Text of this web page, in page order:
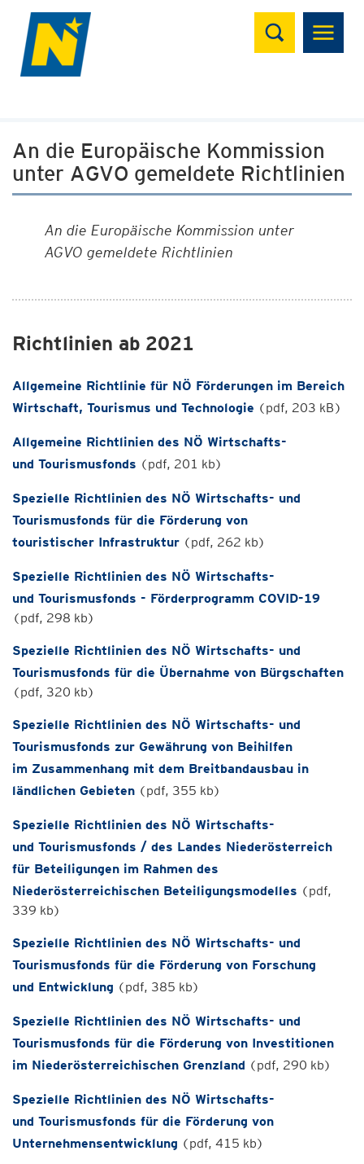
Suchen
An die Europäische Kommission
unter AGVO gemeldete Richtlinien
An die Europäische Kommission unter
AGVO gemeldete Richtlinien
Richtlinien ab 2021
Allgemeine Richtlinie für NÖ Förderungen im Bereich
Wirtschaft, Tourismus und Technologie (pdf, 203 kB)
Allgemeine Richtlinien des NÖ Wirtschafts-
und Tourismusfonds (pdf, 201 kb)
Spezielle Richtlinien des NÖ Wirtschafts- und
Tourismusfonds für die Förderung von
touristischer Infrastruktur (pdf, 262 kb)
Spezielle Richtlinien des NÖ Wirtschafts-
und Tourismusfonds - Förderprogramm COVID-19
(pdf, 298 kb)
Spezielle Richtlinien des NÖ Wirtschafts- und
Tourismusfonds für die Übernahme von Bürgschaften
(pdf, 320 kb)
Spezielle Richtlinien des NÖ Wirtschafts- und
Tourismusfonds zur Gewährung von Beihilfen
im Zusammenhang mit dem Breitbandausbau in
ländlichen Gebieten (pdf, 355 kb)
Spezielle Richtlinien des NÖ Wirtschafts-
und Tourismusfonds / des Landes Niederösterreich
für Beteiligungen im Rahmen des
Niederösterreichischen Beteiligungsmodelles (pdf,
339 kb)
Spezielle Richtlinien des NÖ Wirtschafts- und
Tourismusfonds für die Förderung von Forschung
und Entwicklung (pdf, 385 kb)
Spezielle Richtlinien des NÖ Wirtschafts- und
Tourismusfonds für die Förderung von Investitionen
im Niederösterreichischen Grenzland (pdf, 290 kb)
Spezielle Richtlinien des NÖ Wirtschafts-
und Tourismusfonds für die Förderung von
Unternehmensentwicklung (pdf, 415 kb)